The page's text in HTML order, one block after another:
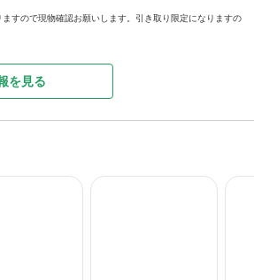
すので現物確認お願いします。引き取り限定になりますの
を見る